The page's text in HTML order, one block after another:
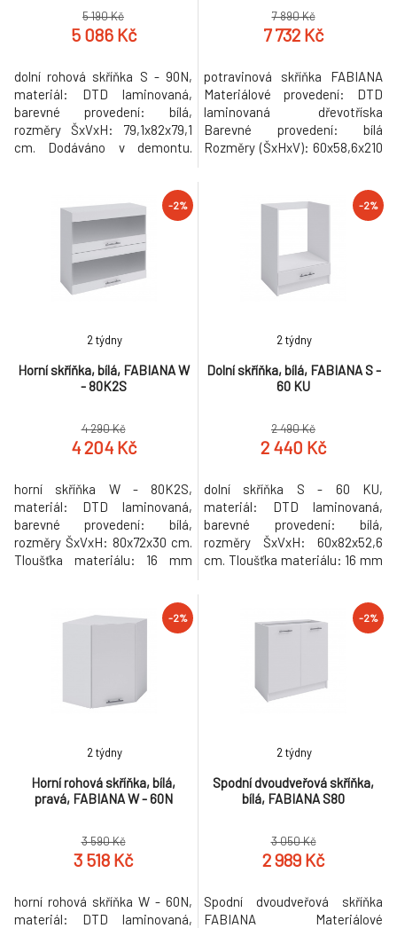
5 190 Kč
5 086 Kč
dolní rohová skříňka S - 90N,
materiál: DTD laminovaná,
barevné provedení: bílá,
rozměry ŠxVxH: 79,1x82x79,1
cm. Dodáváno v demontu.
šedá s tloušťkou 2,8 cm, šířkou
60 cm a cenou za bm 1.450 Kč.
Možnost dokoupení
univerzálního L / P dřezu LAY
ON. Hmotnost: 42.3kg
7 890 Kč
7 732 Kč
potravinová skříňka FABIANA
Materiálové provedení: DTD
laminovaná dřevotříska
Barevné provedení: bílá
Rozměry (ŠxHxV): 60x58,6x210
desky Fabiana Metalic brown
šedá s tloušťkou 2,8 cm, šířkou
Možnost dokoupení
univerzálního L / P dřezu LAY
ON. Hmotnost: 62kg
-2%
Horní skříňka, bílá, FABIANA W
- 80K2S
2 týdny
4 290 Kč
4 204 Kč
horní skříňka W - 80K2S,
materiál: DTD laminovaná,
barevné provedení: bílá,
rozměry ŠxVxH: 80x72x30 cm.
Tloušťka materiálu: 16 mm
Fabiana Metalic brown šedá s
tloušťkou 2,8 cm, šířkou 60 cm
ON. Horní skříňky se nemo
-2%
Dolní skříňka, bílá, FABIANA S -
60 KU
2 týdny
2 490 Kč
2 440 Kč
dolní skříňka S - 60 KU,
materiál: DTD laminovaná,
barevné provedení: bílá,
rozměry ŠxVxH: 60x82x52,6
cm. Tloušťka materiálu: 16 mm
Fabiana Metalic brown šedá s
tloušťkou 2,8 cm, šířkou 60 cm
univerzálního L / P dřezu LAY
ON. Hmotnost: 21.3kg
-2%
Horní rohová skříňka, bílá,
pravá, FABIANA W - 60N
2 týdny
3 590 Kč
3 518 Kč
horní rohová skříňka W - 60N,
materiál: DTD laminovaná,
-2%
Spodní dvoudveřová skříňka,
bílá, FABIANA S80
2 týdny
3 050 Kč
2 989 Kč
Spodní dvoudveřová skříňka
FABIANA Materiálové